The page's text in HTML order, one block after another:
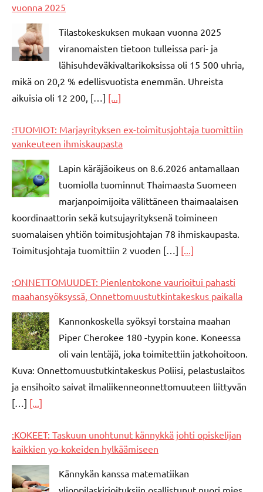
vuonna 2025
Tilastokeskuksen mukaan vuonna 2025
viranomaisten tietoon tulleissa pari- ja
lähisuhdeväkivaltarikoksissa oli 15 500 uhria,
mikä on 20,2 % edellisvuotista enemmän. Uhreista
aikuisia oli 12 200, […] [...]
:TUOMIOT: Marjayrityksen ex-toimitusjohtaja tuomittiin
vankeuteen ihmiskaupasta
Lapin käräjäoikeus on 8.6.2026 antamallaan
tuomiolla tuominnut Thaimaasta Suomeen
marjanpoimijoita välittäneen thaimaalaisen
koordinaattorin sekä kutsujayrityksenä toimineen
suomalaisen yhtiön toimitusjohtajan 78 ihmiskaupasta.
Toimitusjohtaja tuomittiin 2 vuoden […] [...]
:ONNETTOMUUDET: Pienlentokone vaurioitui pahasti
maahansyöksyssä, Onnettomuustutkintakeskus paikalla
Kannonkoskella syöksyi torstaina maahan
Piper Cherokee 180 -tyypin kone. Koneessa
oli vain lentäjä, joka toimitettiin jatkohoitoon.
Kuva: Onnettomuustutkintakeskus Poliisi, pelastuslaitos
ja ensihoito saivat ilmaliikenneonnettomuuteen liittyvän
[…] [...]
:KOKEET: Taskuun unohtunut kännykkä johti opiskelijan
kaikkien yo-kokeiden hylkäämiseen
Kännykän kanssa matematiikan